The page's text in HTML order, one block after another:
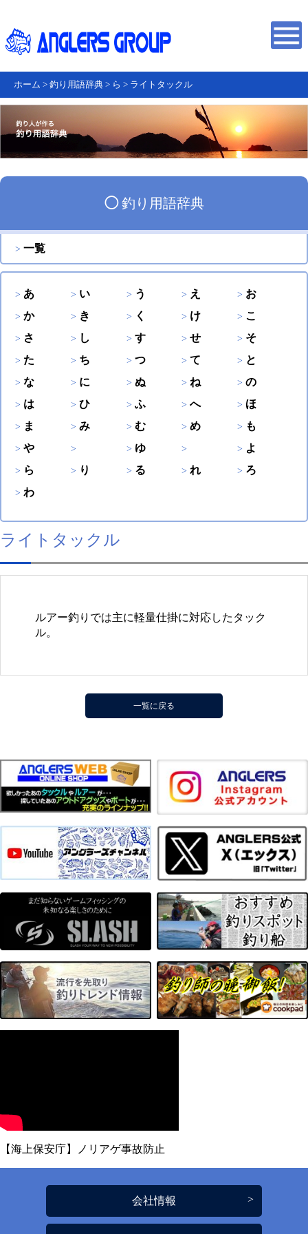
ホーム > 釣り用語辞典 > ら > ライトタックル
◯釣り用語辞典
一覧
あ い う え
お
か
き く け
こ
さ
し す せ
そ
た
ち つ て
と
な
に ぬ ね
の
は
ひ ふ へ
ほ
ま
み む め
も
や
ゆ
よ
ら
り る れ
ろ
わ
ライトタックル
ルアー釣りでは主に軽量仕掛に対応したタック
ル。
一覧に戻る
【海上保安庁】ノリアゲ事故防止
会社情報